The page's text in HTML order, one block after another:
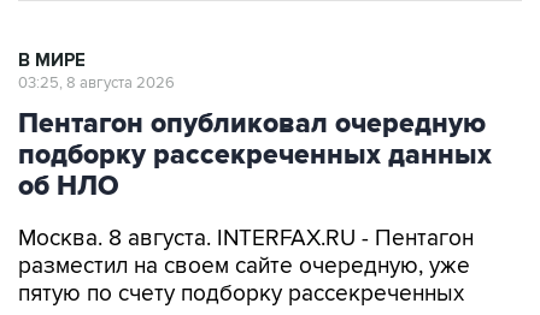
Пентагон опубликовал очередную
подборку рассекреченных данных
об НЛО
Москва. 8 августа. INTERFAX.RU - Пентагон
пятую по счету подборку рассекреченных
американских данных о неопознанных
аномальных явлениях (UAP).